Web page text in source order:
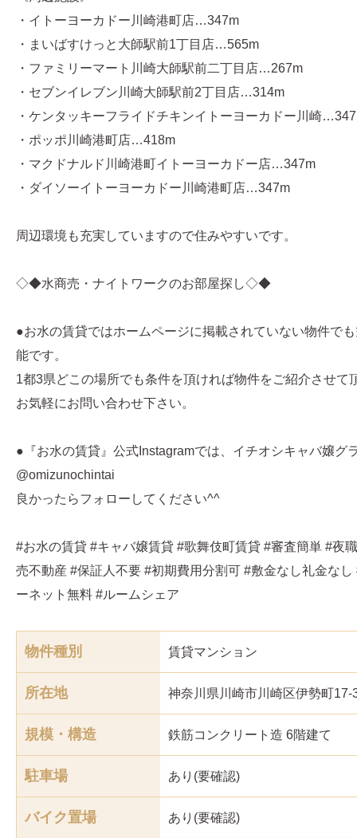
・イトーヨーカドー川崎港町店…347m
・まいばすけっと大師駅前1丁目店…565m
・ファミリーマート川崎大師駅前二丁目店…267m
・セブンイレブン川崎大師駅前2丁目店…314m
・ケンタッキーフライドチキンイトーヨーカドー川崎
・ポッポ川崎港町店…418m
・マクドナルド川崎港町イトーヨーカドー店…347m
・ダイソーイトーヨーカドー川崎港町店…347m
周辺環境も充実していますので住みやすいです。
◇◆水商売・ナイトワークのお部屋探し◇◆
●お水の賃貸ではホームページに掲載されていない物件で
能です。
1都3県どこの場所でも条件を頂ければ物件をご紹介させて
お気軽にお問い合わせ下さい。
●『お水の賃貸』公式Instagramでは、イチオシキャバ嬢グ
@omizunochintai
良かったらフォローしてください^^
#お水の賃貸 #キャバ嬢賃貸 #歌舞伎町賃貸 #審査簡単 #夜
売不動産 #保証人不要 #初期費用分割可 #敷金なし礼金な
ーネット無料 #ルームシェア
物件種別 賃貸マンション
所在地 神奈川県川崎市川崎区伊勢町17-
規模・構造 鉄筋コンクリート造 6階建て
駐車場 あり(要確認)
バイク置場 あり(要確認)